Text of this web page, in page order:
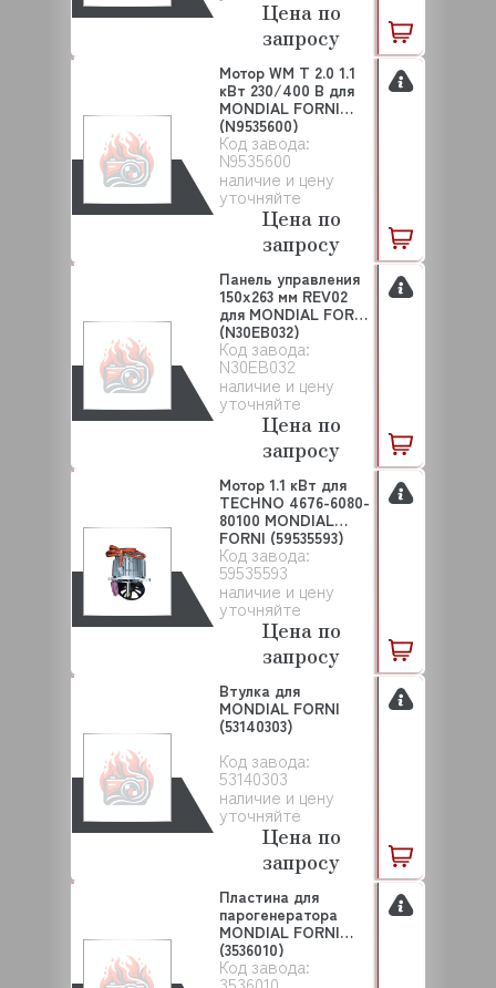
Цена по
запросу
Код завода:
N9535600
наличие и цену
уточняйте
Мотор WM T 2.0 1.1
кВт 230/400 В для
MONDIAL FORNI
(N9535600)
Цена по
запросу
Код завода:
N30EB032
наличие и цену
уточняйте
Панель управления
150х263 мм REV02
для MONDIAL FORNI
(N30EB032)
Цена по
запросу
Код завода:
59535593
наличие и цену
уточняйте
Мотор 1.1 кВт для
TECHNO 4676-6080-
80100 MONDIAL
FORNI (59535593)
Цена по
запросу
Код завода:
53140303
наличие и цену
уточняйте
Втулка для
MONDIAL FORNI
(53140303)
Цена по
запросу
Код завода:
Пластина для
парогенератора
MONDIAL FORNI
(3536010)